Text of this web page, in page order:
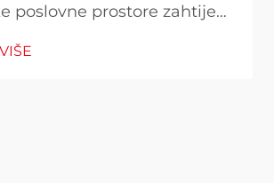
poslovne prostore zahtijeva
utječu na operativne